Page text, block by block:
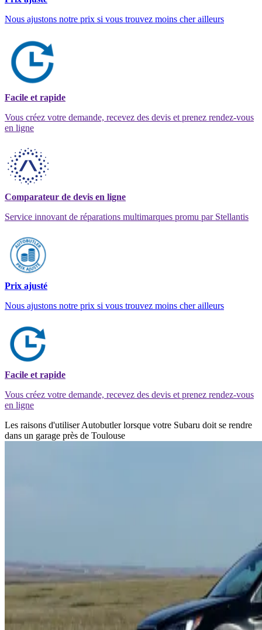
Nous ajustons notre prix si vous trouvez moins cher ailleurs
Facile et rapide
Vous créez votre demande, recevez des devis et prenez rendez-vous
en ligne
Comparateur de devis en ligne
Service innovant de réparations multimarques promu par Stellantis
Prix ajusté
Nous ajustons notre prix si vous trouvez moins cher ailleurs
Facile et rapide
Vous créez votre demande, recevez des devis et prenez rendez-vous
en ligne
Les raisons d'utiliser Autobutler lorsque votre Subaru doit se rendre
dans un garage près de Toulouse